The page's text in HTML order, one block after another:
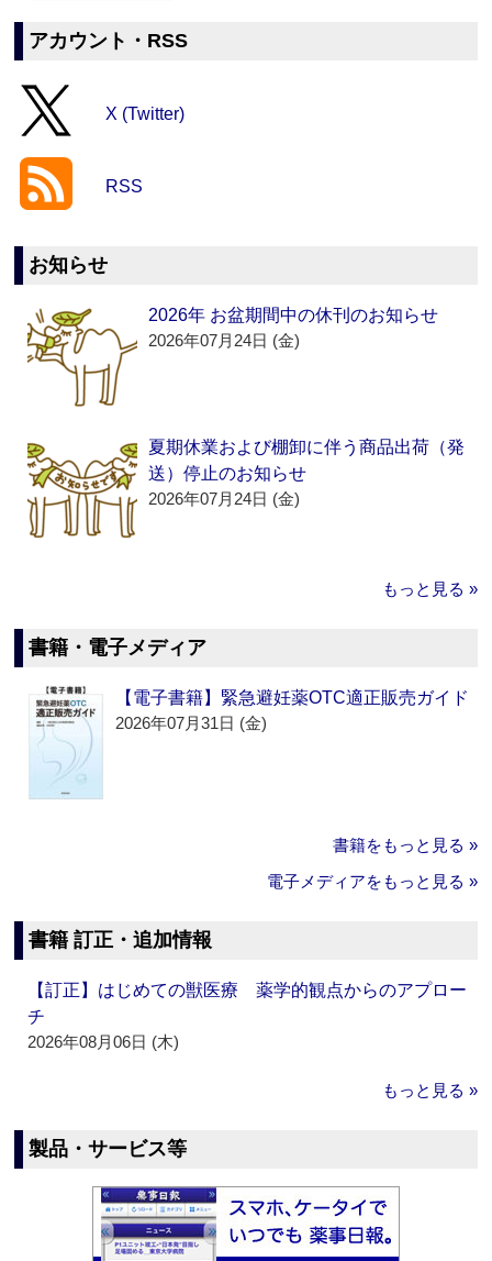
アカウント・RSS
X (Twitter)
RSS
お知らせ
2026年 お盆期間中の休刊のお知らせ
2026年07月24日 (金)
夏期休業および棚卸に伴う商品出荷（発
送）停止のお知らせ
2026年07月24日 (金)
もっと見る »
書籍・電子メディア
【電子書籍】緊急避妊薬OTC適正販売ガイド
2026年07月31日 (金)
書籍をもっと見る »
電子メディアをもっと見る »
書籍 訂正・追加情報
【訂正】はじめての獣医療 薬学的観点からのアプロー
チ
2026年08月06日 (木)
もっと見る »
製品・サービス等